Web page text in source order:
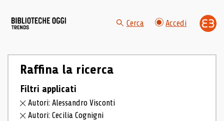
Cerca Accedi
Raffina la ricerca
Filtri applicati
Autori: Alessandro Visconti
Autori: Cecilia Cognigni